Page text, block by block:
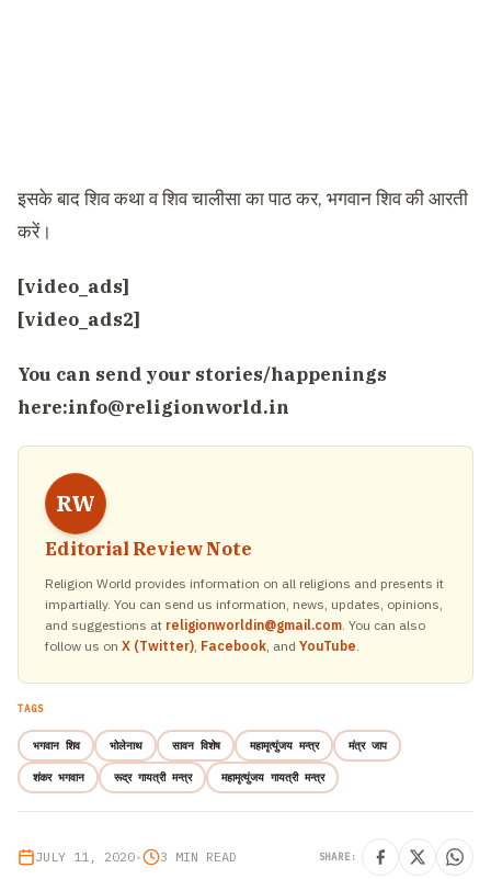
इसके बाद शिव कथा व शिव चालीसा का पाठ कर, भगवान शिव की आरती
करें।
[video_ads]
[video_ads2]
You can send your stories/happenings
here:info@religionworld.in
RW
Editorial Review Note
Religion World provides information on all religions and presents it
impartially. You can send us information, news, updates, opinions,
and suggestions at religionworldin@gmail.com. You can also
follow us on X (Twitter), Facebook, and YouTube.
TAGS
भगवान शिव भोलेनाथ सावन विशेष महामृत्युंजय मन्त्र मंत्र जाप
शंकर भगवान रूद्र गायत्री मन्त्र महामृत्युंजय गायत्री मन्त्र
JULY 11, 2020• 3 MIN READ SHARE: